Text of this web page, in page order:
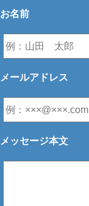
お名前
メールアドレス
メッセージ本文